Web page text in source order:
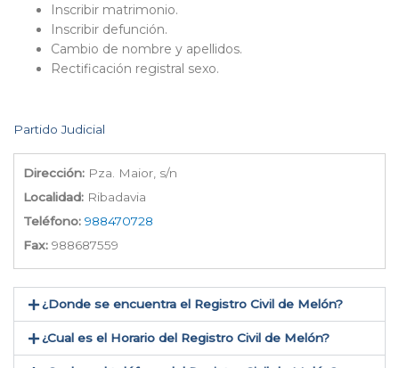
Inscribir matrimonio.
Inscribir defunción.
Cambio de nombre y apellidos.
Rectificación registral sexo.
Partido Judicial
Dirección: Pza. Maior, s/n
Localidad: Ribadavia
Teléfono: 988470728
Fax: 988687559
¿Donde se encuentra el Registro Civil de Melón​?
¿Cual es el Horario del Registro Civil de Melón?